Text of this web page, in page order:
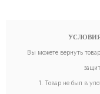
Вы можете вернуть
1. Товар не был в